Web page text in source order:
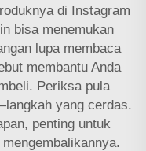
di Instagram
bisa menemukan
lupa membaca
membantu Anda
Periksa pula
yang cerdas.
penting untuk